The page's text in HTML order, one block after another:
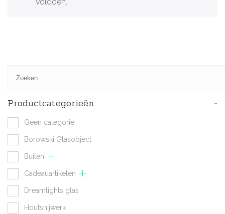
Productcategorieën -
Geen categorie
Borowski Glasobject
Buiten
Cadeauartikelen
Dreamlights glas
Houtsnijwerk